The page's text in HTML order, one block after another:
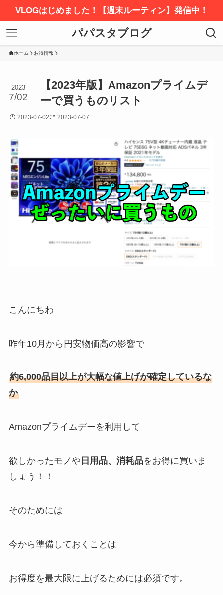
VLOGはじめました！【週末ルーティン】発信中！
パパスタブログ
ホーム お得情報
【2023年版】Amazonプライムデ
ーで買うものリスト
2023
7/02
2023-07-02 2023-07-07
こんにちわ
昨年10月から円安物価高の影響で
約6,000品目以上が大幅な値上げが確定しているな
か
Amazonプライムデーを利用して
欲しかったモノや 日用品、消耗品をお得に買いま
しょう！！
そのためには
今から準備しておくことは
お得度を最大限に上げるためには必須です。